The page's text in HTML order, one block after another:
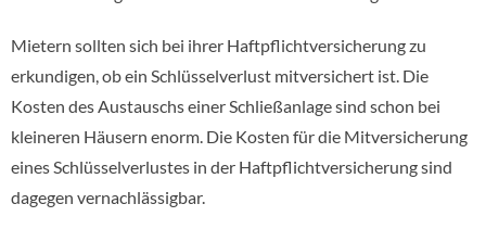
Mietern sollten sich bei ihrer Haftpflichtversicherung zu
erkundigen, ob ein Schlüsselverlust mitversichert ist. Die
Kosten des Austauschs einer Schließanlage sind schon bei
kleineren Häusern enorm. Die Kosten für die Mitversicherung
eines Schlüsselverlustes in der Haftpflichtversicherung sind
dagegen vernachlässigbar.